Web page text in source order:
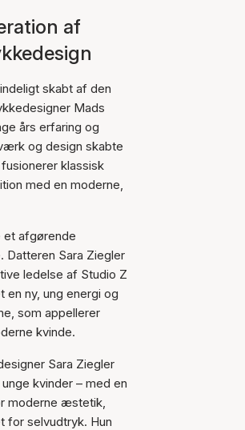
af
skabt af den
Mads
års erfaring og
og design skabte
klassisk
med en moderne,
et afgørende
Datteren Sara Ziegler
ledelse af Studio Z
en ny, ung energi og
som appellerer
kvinde.
Sara Ziegler
kvinder – med en
moderne æstetik,
for selvudtryk. Hun